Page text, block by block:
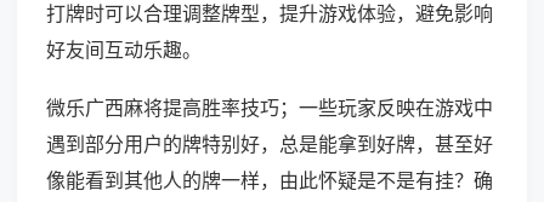
打牌时可以合理调整牌型，提升游戏体验，避免影响
好友间互动乐趣。
微乐广西麻将提高胜率技巧；一些玩家反映在游戏中
遇到部分用户的牌特别好，总是能拿到好牌，甚至好
像能看到其他人的牌一样，由此怀疑是不是有挂？确